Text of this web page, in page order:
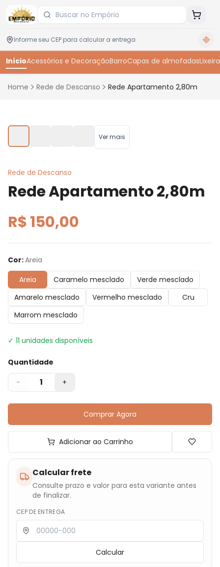
InícioAcessórios e DecoraçãoBarroCapas de almofadasLixeira
Home Rede de Descanso Rede Apartamento 2,80m
Ver mais
Rede de Descanso
Rede Apartamento 2,80m
R$ 150,00
Cor:Areia
Areia
Caramelo mesclado
Verde mesclado
Amarelo mesclado
Vermelho mesclado
Cru
Marrom mesclado
✓ 11 unidades disponíveis
Quantidade
- 1 +
Comprar Agora
Adicionar ao Carrinho
Calcular frete
Consulte prazo e valor para esta variante antes
de finalizar.
CEP DE ENTREGA
Calcular